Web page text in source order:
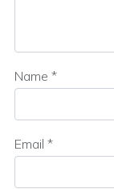
Name *
Email *